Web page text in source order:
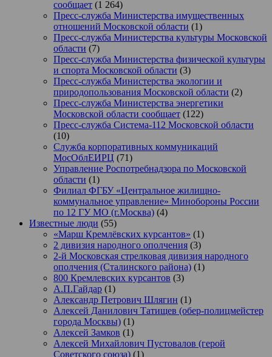
сообщает (1 264)
Пресс-служба Министерства имущественных
отношений Московской области (1)
Пресс-служба Министерства культуры Московской
области (7)
Пресс-служба Министерства физической культуры
и спорта Московской области (3)
Пресс-служба Министерства экологии и
природопользования Московской области (2)
Пресс-служба Министерства энергетики
Московской области сообщает (122)
Пресс-служба Система-112 Московской области
(10)
Служба корпоративных коммуникаций
МосОблЕИРЦ (71)
Управление Роспотребнадзора по Московской
области (1)
Филиал ФГБУ «Центральное жилищно-
коммунальное управление» Минобороны России
по 12 ГУ МО (г.Москва) (4)
Известные люди (55)
«Марш Кремлёвских курсантов» (1)
2 дивизия народного ополчения (3)
2-й Московская стрелковая дивизия народного
ополчения (Сталинского района) (1)
800 Кремлевских курсантов (3)
А.П.Гайдар (1)
Александр Петрович Шлягин (1)
Алексей Данилович Татищев (обер-полицмейстер
города Москвы) (1)
Алексей Замков (1)
Алексей Михайлович Пустовалов (герой
Советского союза) (1)